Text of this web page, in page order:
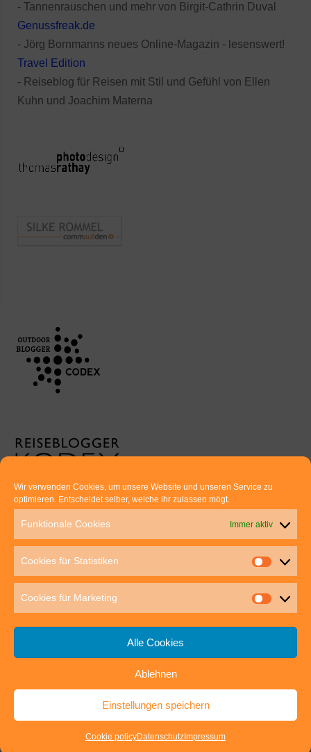
Wir verwenden Cookies, um unsere Website und unseren Service zu
optimieren. Entscheidet selber, welche ihr zulassen mögt.
Funktionale Cookies Immer aktiv
Cookies für Statistiken
Cookies für Marketing
Alle Cookies
Ablehnen
Einstellungen speichern
Cookie policyDatenschutz Impressum
- Tannenrauschen und mehr von Birgit-Cathrin Duval
Genussfreak.de
- Jörg Bornmanns neues Online-Magazin - lesenswert!
Travel Edition
- Reiseblog für Reisen mit Stil und Gefühl von Ellen
Kuhn und Joachim Materna
Euer direkter Draht zu uns:
Thomas Rathay und Silke Rommel
70563 Stuttgart
post@outdoor-hochgenuss.de
IMPRESSUM DATENSCHUTZ
outdoor-hochgenuss.de| Präsentiert vonMantra&WordPress.